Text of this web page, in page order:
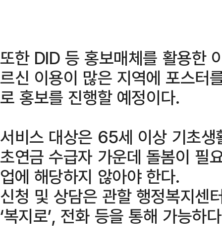
또한 DID 등 홍보매체를 활용한
르신 이용이 많은 지역에 포스터
로 홍보를 진행할 예정이다.
서비스 대상은 65세 이상 기초
초연금 수급자 가운데 돌봄이 필
업에 해당하지 않아야 한다.
신청 및 상담은 관할 행정복지센
‘복지로’, 전화 등을 통해 가능하